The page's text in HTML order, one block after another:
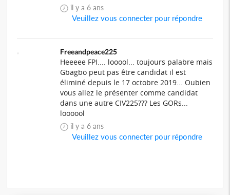
il y a 6 ans
Veuillez vous connecter pour répondre
Freeandpeace225
Heeeee FPI.... looool... toujours palabre mais
Gbagbo peut pas être candidat il est
éliminé depuis le 17 octobre 2019... Oubien
vous allez le présenter comme candidat
dans une autre CIV225??? Les GORs...
loooool
il y a 6 ans
Veuillez vous connecter pour répondre